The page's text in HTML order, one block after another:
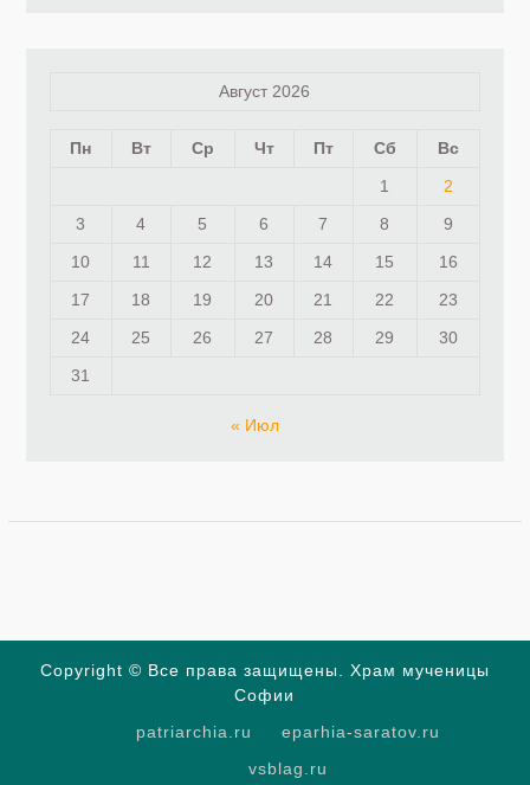
Август 2026
Пн Вт Ср Чт Пт Сб
Вс
1
2
3
4 5 6 7 8
9
10
11 12 13 14 15
16
17
18 19 20 21 22
23
24
25 26 27 28 29
30
31
« Июл
Copyright © Все права защищены. Храм мученицы
Софии
patriarchia.ru
eparhia-saratov.ru
vsblag.ru